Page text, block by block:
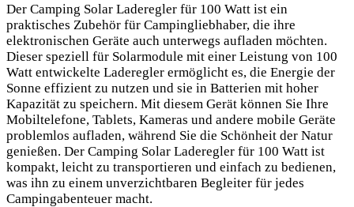
Der Camping Solar Laderegler für 100 Watt ist ein
praktisches Zubehör für Campingliebhaber, die ihre
elektronischen Geräte auch unterwegs aufladen möchten.
Dieser speziell für Solarmodule mit einer Leistung von 100
Watt entwickelte Laderegler ermöglicht es, die Energie der
Sonne effizient zu nutzen und sie in Batterien mit hoher
Kapazität zu speichern. Mit diesem Gerät können Sie Ihre
Mobiltelefone, Tablets, Kameras und andere mobile Geräte
problemlos aufladen, während Sie die Schönheit der Natur
genießen. Der Camping Solar Laderegler für 100 Watt ist
kompakt, leicht zu transportieren und einfach zu bedienen,
was ihn zu einem unverzichtbaren Begleiter für jedes
Campingabenteuer macht.